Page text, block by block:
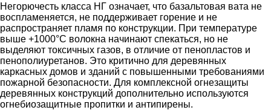
Негорючесть класса НГ означает, что базальтовая вата не
воспламеняется, не поддерживает горение и не
распространяет пламя по конструкции. При температуре
выше +1000°C волокна начинают спекаться, но не
выделяют токсичных газов, в отличие от пенопластов и
пенополиуретанов. Это критично для деревянных
каркасных домов и зданий с повышенными требованиями
пожарной безопасности. Для комплексной огнезащиты
деревянных конструкций дополнительно используются
огнебиозащитные пропитки и антипирены.